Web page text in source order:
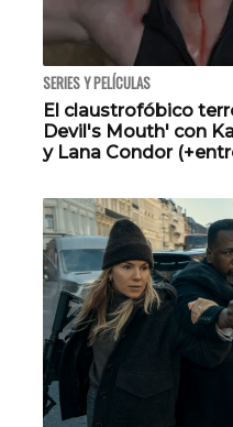
SERIES Y PELÍCULAS
El claustrofóbico
Devil's Mouth' con
y Lana Condor